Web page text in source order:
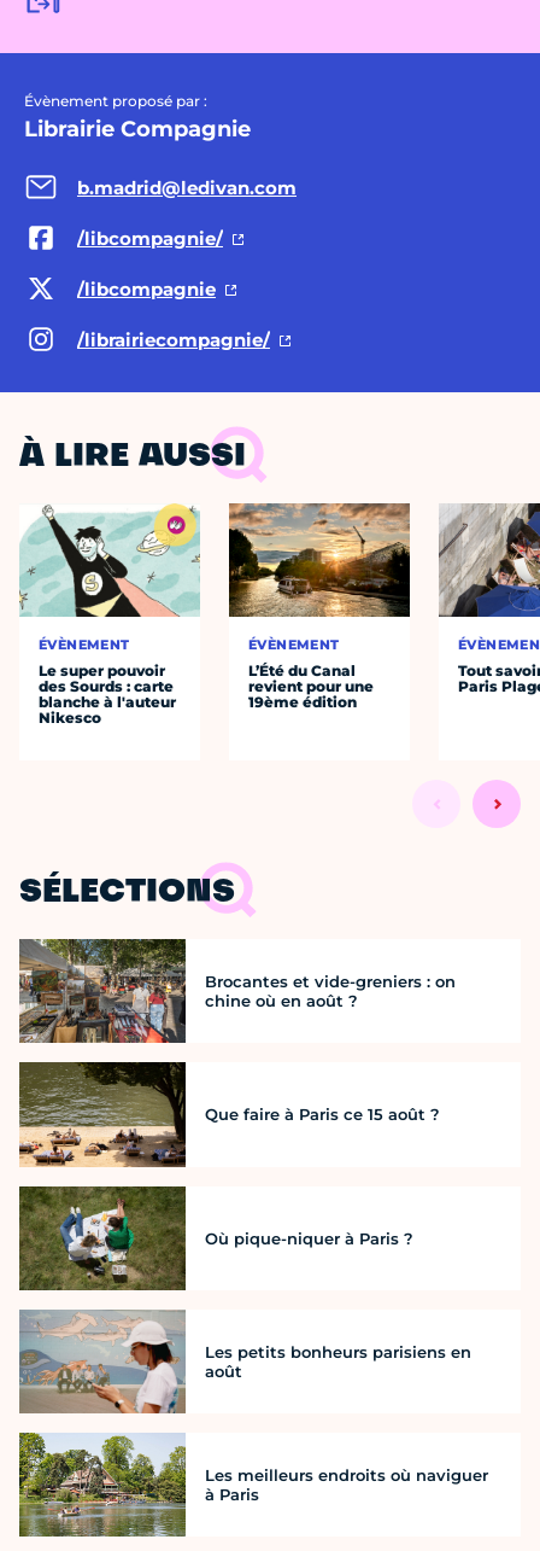
Évènement proposé par :
Librairie Compagnie
b.madrid@ledivan.com
/libcompagnie/
/libcompagnie
/librairiecompagnie/
À LIRE AUSSI
ÉVÈNEMENT
Le super pouvoir
des Sourds : carte
blanche à l'auteur
Nikesco
ÉVÈNEMENT
L’Été du Canal
revient pour une
19ème édition
Tout
Paris
SÉLECTIONS
Brocantes et vide-greniers : on
chine où en août ?
Que faire à Paris ce 15 août ?
Où pique-niquer à Paris ?
Les petits bonheurs parisiens en
août
Les meilleurs endroits où naviguer
à Paris